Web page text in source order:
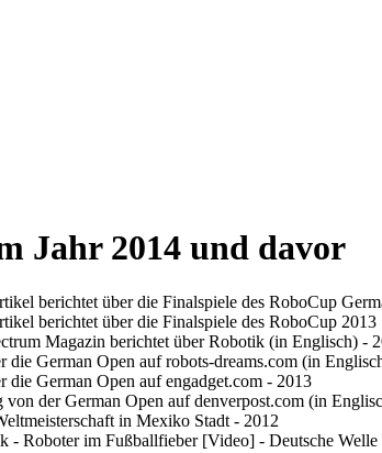
Jahr 2014 und davor
berichtet über die Finalspiele des RoboCup
berichtet über die Finalspiele des RoboCup 2013
Magazin berichtet über Robotik (in Englisch) -
die German Open auf robots-dreams.com (in
die German Open auf engadget.com - 2013
der German Open auf denverpost.com (in
in Mexiko Stadt - 2012
- Roboter im Fußballfieber [Video] - Deutsche Welle